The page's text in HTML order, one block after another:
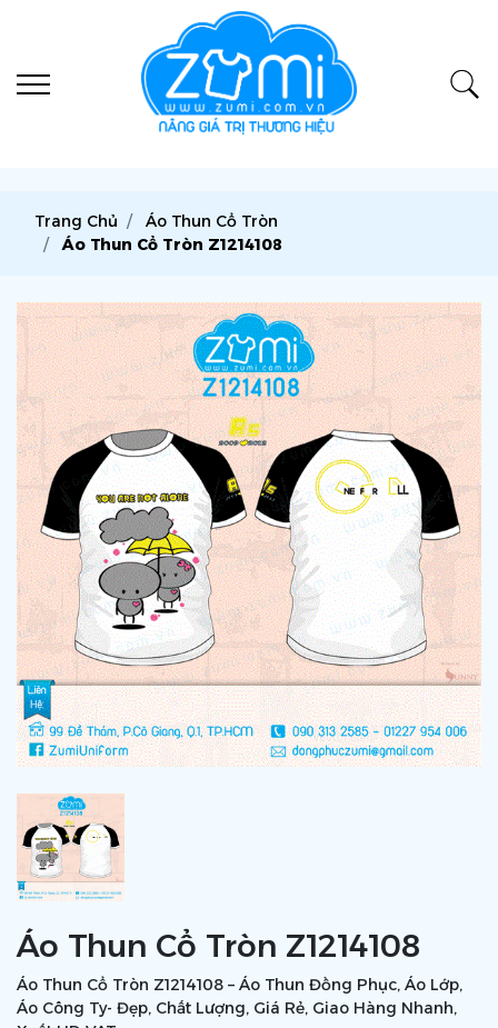
Trang Chủ
Áo Thun Cổ Tròn
Áo Thun Cổ Tròn Z1214108
Áo Thun Cổ Tròn Z1214108
Áo Thun Cổ Tròn Z1214108 – Áo Thun Đồng Phục, Áo Lớp,
Áo Công Ty- Đẹp, Chất Lượng, Giá Rẻ, Giao Hàng Nhanh,